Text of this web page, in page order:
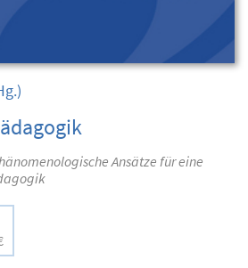
Ansätze für eine